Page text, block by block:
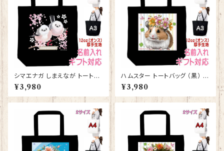
シマエナガ しまえなが トートバ
ッグ （黒） グッズ 雑貨 入学祝
い レッスンバッグ お買い物バッ
グ【型番 B-10011】プレゼント
¥3,980
ハムスター トートバッグ （黒） グ
ッズ 雑貨 入学祝い レッスンバ
ッグ お買い物バッグ【型番 B-10
007】お花の王冠シリーズ
¥3,980